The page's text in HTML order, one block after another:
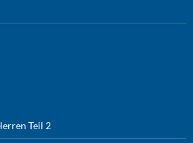
Teil 2